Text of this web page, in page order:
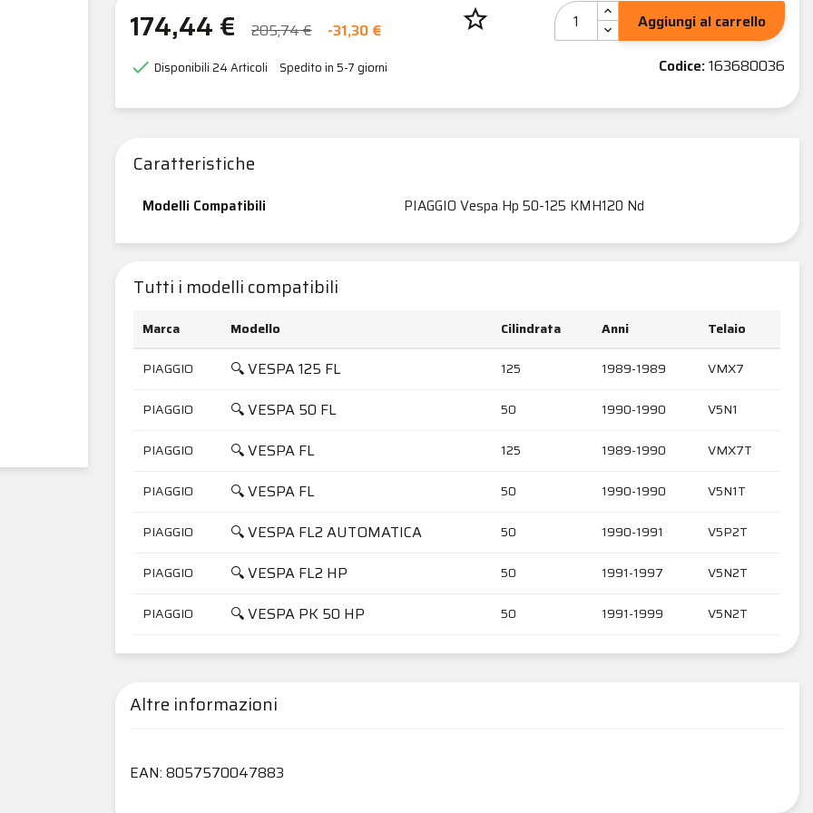
174,44 € 205,74 € -31,30 €
 Disponibili24 Articoli Spedito in 5-7 giorni
star_border
Aggiungi al carrello
Codice:163680036
Caratteristiche
Modelli Compatibili PIAGGIO Vespa Hp 50-125 KMH120 Nd
Tutti i modelli compatibili
Marca Modello Cilindrata Anni
Telaio
PIAGGIO
🔍 VESPA 125 FL 125 1989-1989 VMX7
PIAGGIO 🔍 VESPA 50 FL 50 1990-1990 V5N1
PIAGGIO 🔍 VESPA FL 125 1989-1990 VMX7T
PIAGGIO 🔍 VESPA FL 50 1990-1990 V5N1T
PIAGGIO 🔍 VESPA FL2 AUTOMATICA 50 1990-1991 V5P2T
PIAGGIO 🔍 VESPA FL2 HP 50 1991-1997 V5N2T
PIAGGIO 🔍 VESPA PK 50 HP 50 1991-1999 V5N2T
Altre informazioni
EAN: 8057570047883